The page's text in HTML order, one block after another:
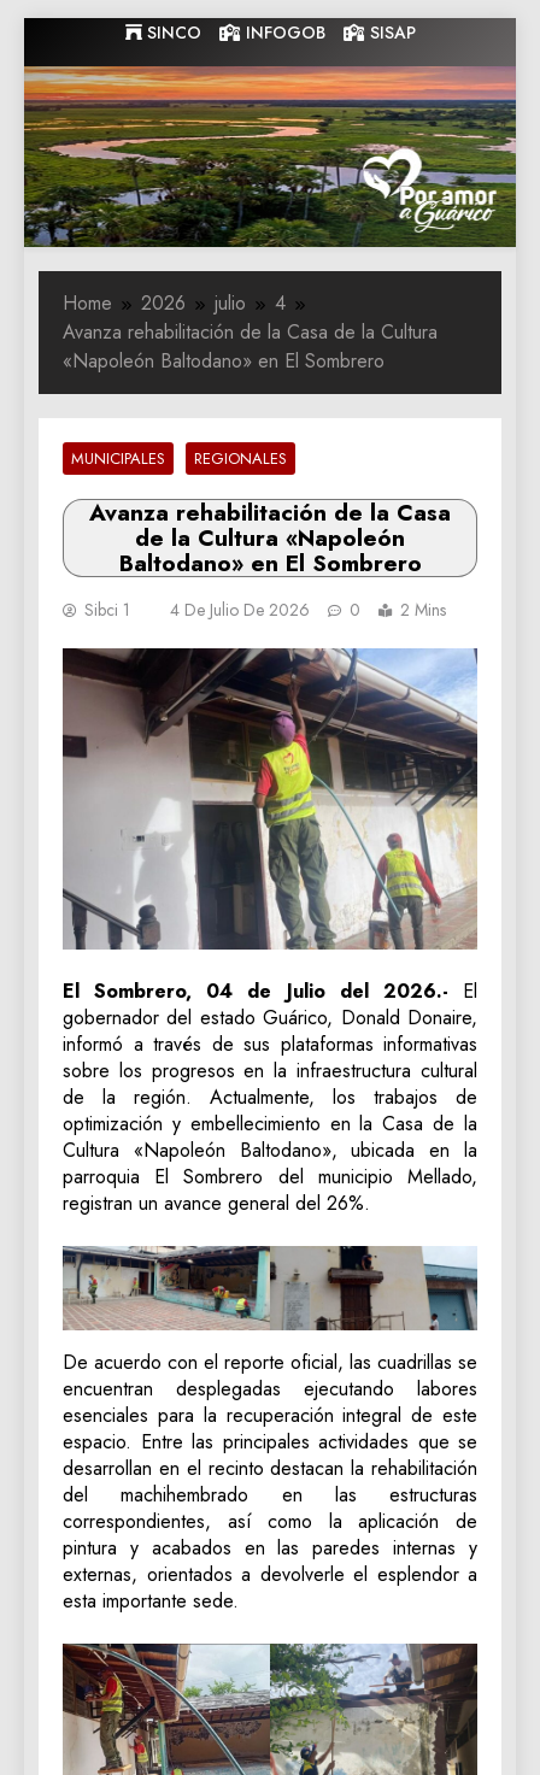
to
content
SINCO INFOGOB SISAP
Gobernacion
de Guarico
Gobernacion de Guarico
Home 2026 julio
4
Avanza rehabilitación de la Casa de la Cultura
«Napoleón Baltodano» en El Sombrero
MUNICIPALES REGIONALES
Avanza rehabilitación de la Casa
de la Cultura «Napoleón
Baltodano» en El Sombrero
Sibci 1 4 De Julio De 2026 0 2 Mins
El Sombrero, 04 de Julio del 2026.- El
gobernador del estado Guárico, Donald Donaire,
informó a través de sus plataformas informativas
sobre los progresos en la infraestructura cultural
de la región. Actualmente, los trabajos de
optimización y embellecimiento en la Casa de la
Cultura «Napoleón Baltodano», ubicada en la
parroquia El Sombrero del municipio Mellado,
registran un avance general del 26%.
De acuerdo con el reporte oficial, las cuadrillas se
encuentran desplegadas ejecutando labores
esenciales para la recuperación integral de este
espacio. Entre las principales actividades que se
desarrollan en el recinto destacan la rehabilitación
del machihembrado en las estructuras
correspondientes, así como la aplicación de
pintura y acabados en las paredes internas y
externas, orientados a devolverle el esplendor a
esta importante sede.